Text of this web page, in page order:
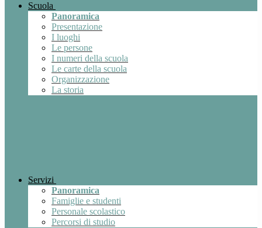
Scuola
Panoramica
Presentazione
I luoghi
Le persone
I numeri della scuola
Le carte della scuola
Organizzazione
La storia
Servizi
Panoramica
Famiglie e studenti
Personale scolastico
Percorsi di studio